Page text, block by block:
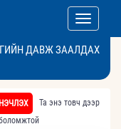
Toggle
ДАВЖ ЗААЛДАХ
Та энэ товч дээр